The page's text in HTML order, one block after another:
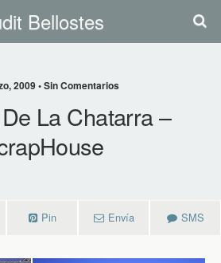
Bellostes
2009 • Sin Comentarios
La Chatarra –
Pin Envía SMS